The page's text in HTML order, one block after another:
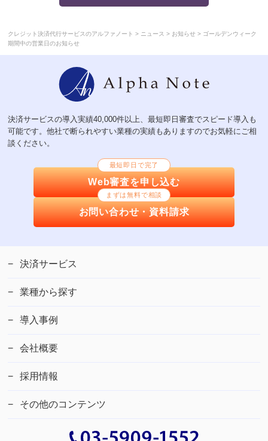
クレジット決済代行サービスのアルファノート > ニュース > お知らせ > ゴールデンウィーク
期間中の営業日のお知らせ
決済サービスの導入実績40,000件以上、最短即日審査でスピード導入も
可能です。他社で断られやすい業種の実績もありますのでお気軽にご相
談ください。
最短即日で完了
Web審査を申し込む
まずは無料で相談
お問い合わせ・資料請求
決済サービス
業種から探す
導入事例
会社概要
採用情報
その他のコンテンツ